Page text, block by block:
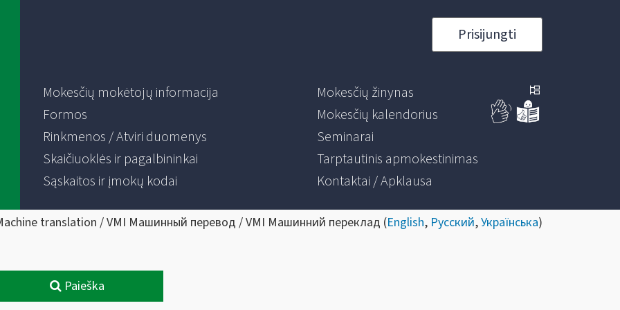
Prisijungti
Mokesčių mokėtojų informacija
Formos
Rinkmenos / Atviri duomenys
Skaičiuoklės ir pagalbininkai
Sąskaitos ir įmokų kodai
Mokesčių žinynas
Mokesčių kalendorius
Seminarai
Tarptautinis apmokestinimas
Kontaktai / Apklausa
translation / VMI Машинный перевод / VMI Машинний переклад (English, Русский,Українська)
Paieška